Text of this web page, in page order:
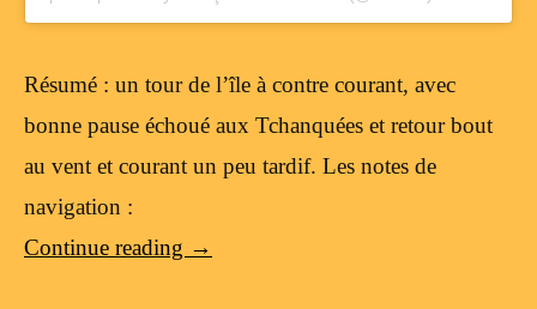
Résumé : un tour de l’île à contre courant, avec
bonne pause échoué aux Tchanquées et retour bout
au vent et courant un peu tardif. Les notes de
navigation :
Continue reading →